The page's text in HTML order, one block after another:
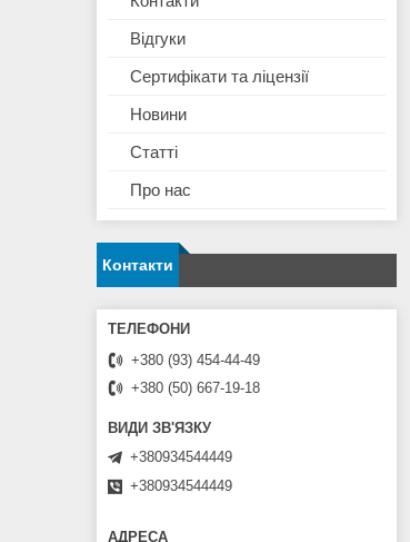
Відгуки
Сертифікати та ліцензії
Новини
Статті
Про нас
Контакти
+380 (93) 454-44-49
+380 (50) 667-19-18
+380934544449
+380934544449